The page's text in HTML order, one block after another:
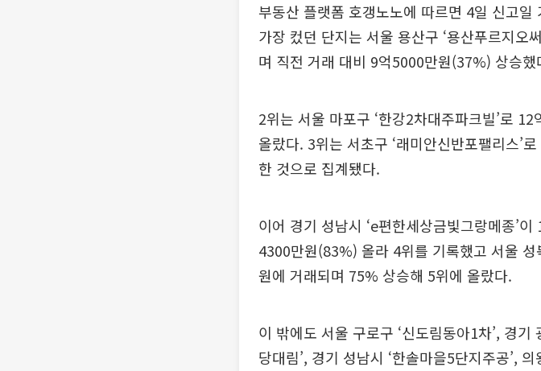
부동산 플랫폼 호갱노노에 따르면 4일 신고
가장 컸던 단지는 서울 용산구 ‘용산푸르지오
며 직전 거래 대비 9억5000만원(37%) 상승했
2위는 서울 마포구 ‘한강2차대주파크빌’로
올랐다. 3위는 서초구 ‘래미안신반포팰리스’
한 것으로 집계됐다.
이어 경기 성남시 ‘e편한세상금빛그랑메종’
4300만원(83%) 올라 4위를 기록했고 서울
원에 거래되며 75% 상승해 5위에 올랐다.
이 밖에도 서울 구로구 ‘신도림동아1차’, 경기
당대림’, 경기 성남시 ‘한솔마을5단지주공’,